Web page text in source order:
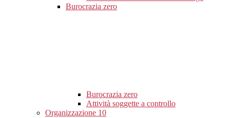
Burocrazia zero
Burocrazia zero
Attività soggette a controllo
Organizzazione 10